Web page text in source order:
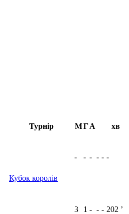
Турнір МГА хв
Кубок королів
- - - - - -
3 1 - - - 202 ʼ